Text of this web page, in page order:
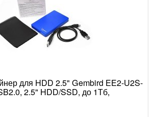
для HDD 2.5" Gembird EE2-U2S-
2.5" HDD/SSD, до 1Тб,